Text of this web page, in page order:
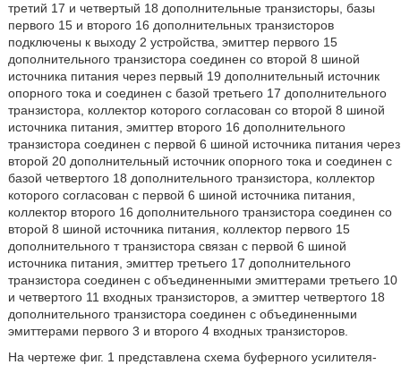
третий 17 и четвертый 18 дополнительные транзисторы, базы
первого 15 и второго 16 дополнительных транзисторов
подключены к выходу 2 устройства, эмиттер первого 15
дополнительного транзистора соединен со второй 8 шиной
источника питания через первый 19 дополнительный источник
опорного тока и соединен с базой третьего 17 дополнительного
транзистора, коллектор которого согласован со второй 8 шиной
источника питания, эмиттер второго 16 дополнительного
транзистора соединен с первой 6 шиной источника питания через
второй 20 дополнительный источник опорного тока и соединен с
базой четвертого 18 дополнительного транзистора, коллектор
которого согласован с первой 6 шиной источника питания,
коллектор второго 16 дополнительного транзистора соединен со
второй 8 шиной источника питания, коллектор первого 15
дополнительного т транзистора связан с первой 6 шиной
источника питания, эмиттер третьего 17 дополнительного
транзистора соединен с объединенными эмиттерами третьего 10
и четвертого 11 входных транзисторов, а эмиттер четвертого 18
дополнительного транзистора соединен с объединенными
эмиттерами первого 3 и второго 4 входных транзисторов.
На чертеже фиг. 1 представлена схема буферного усилителя-